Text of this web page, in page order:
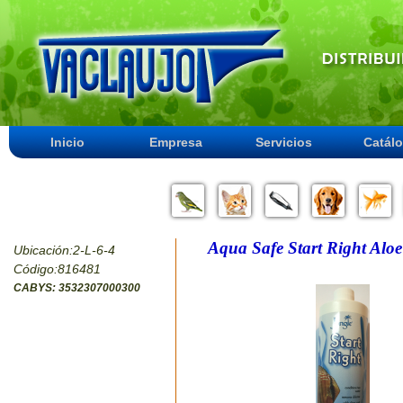
Inicio Empresa Servicios
Ubicación:2-L-6-4
Código:816481
CABYS: 3532307000300
Aqua Safe Start Right